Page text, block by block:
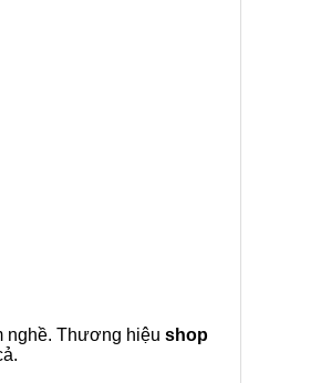
nghề. Thương hiệu shop